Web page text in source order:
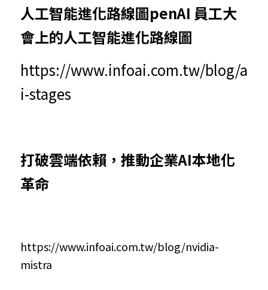
人工智能進化路線圖penAI 員工大
會上的人工智能進化路線圖
https://www.infoai.com.tw/blog/a
i-stages
打破雲端依賴，推動企業AI本地化
革命
https://www.infoai.com.tw/blog/nvidia-
mistra